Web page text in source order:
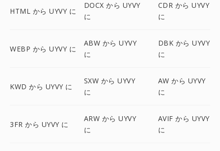
HTML から UYVY に
DOCX から UYVY
に
CDR から UYVY
に
WEBP から UYVY に
ABW から UYVY
に
DBK から UYVY
に
KWD から UYVY に
SXW から UYVY
に
AW から UYVY
に
3FR から UYVY に
ARW から UYVY
に
AVIF から UYVY
に